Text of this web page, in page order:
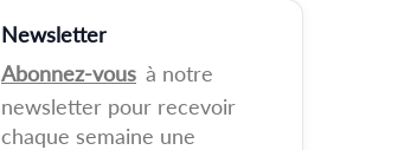
Newsletter
Abonnez-vous à notre
newsletter pour recevoir
chaque semaine une